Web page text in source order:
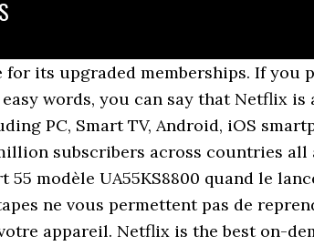
for its upgraded memberships. If
words, you can say that Netflix
PC, Smart TV, Android, iOS
subscribers across countries
55 modèle UA55KS8800 quand le
ne vous permettent pas de
appareil. Netflix is the best on-